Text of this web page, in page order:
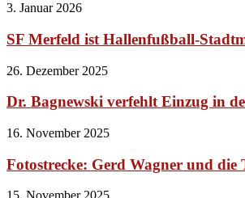
3. Januar 2026
SF Merfeld ist Hallenfußball-
26. Dezember 2025
Dr. Bagnewski verfehlt Einzug in
16. November 2025
Fotostrecke: Gerd Wagner und die